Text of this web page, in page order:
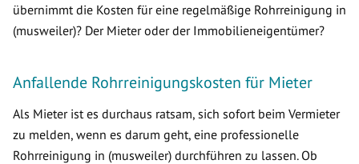
übernimmt die Kosten für eine regelmäßige Rohrreinigung in
(musweiler)? Der Mieter oder der Immobilieneigentümer?
Anfallende Rohrreinigungskosten für Mieter
Als Mieter ist es durchaus ratsam, sich sofort beim Vermieter
zu melden, wenn es darum geht, eine professionelle
Rohrreinigung in (musweiler) durchführen zu lassen. Ob